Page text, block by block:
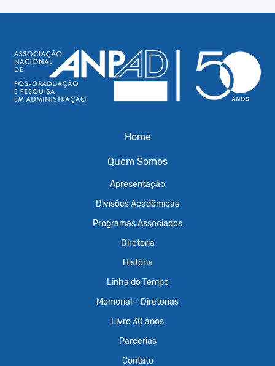
Home
Quem Somos
Apresentação
Divisões Acadêmicas
Programas Associados
Diretoria
História
Linha do Tempo
Memorial – Diretorias
Livro 30 anos
Parcerias
Contato